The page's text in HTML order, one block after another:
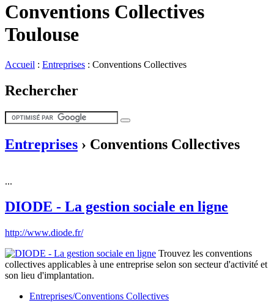
Conventions Collectives
Toulouse
Accueil : Entreprises : Conventions Collectives
Rechercher
Entreprises › Conventions Collectives
...
DIODE - La gestion sociale en ligne
http://www.diode.fr/
Trouvez les conventions
collectives applicables à une entreprise selon son secteur d'activité et
son lieu d'implantation.
Entreprises/Conventions Collectives